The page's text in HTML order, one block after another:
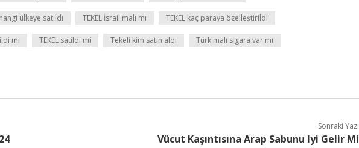
ülkeye satıldı TEKEL İsrail malı mı TEKEL kaç paraya özelleştirildi
mi TEKEL satildi mi Tekeli kim satin aldı Türk malı sigara var mı
Sonraki Yazı
Vücut Kaşıntısına Arap Sabunu Iyi Gelir Mi